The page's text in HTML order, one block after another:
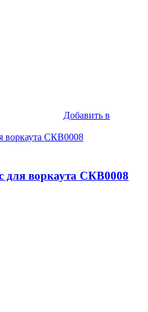
Добавить в
для воркаута СКВ0008